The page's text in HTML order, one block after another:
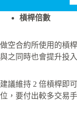
槓桿倍數
做空合約所使用的槓
與之同時也會提升投
建議維持 2 倍槓桿即
位，要付出較多交易